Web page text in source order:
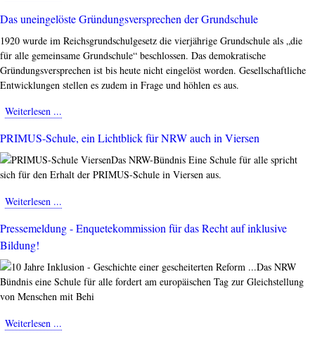
für
ein
inklusives
Schulsystem
in
Das uneingelöste Gründungsversprechen der Grundschule
1920 wurde im Reichsgrundschulgesetz die vierjährige Grundschule als „die
für alle gemeinsame Grundschule“ beschlossen. Das demokratische
Gründungsversprechen ist bis heute nicht eingelöst worden. Gesellschaftliche
Entwicklungen stellen es zudem in Frage und höhlen es aus.
Weiterlesen ...
uneingelöste
Gründungsversprechen
der
PRIMUS-Schule, ein Lichtblick für NRW auch in Viersen
Das NRW-Bündnis Eine Schule für alle spricht
sich für den Erhalt der PRIMUS-Schule in Viersen aus.
Weiterlesen ...
Schule,
Lichtblick
für
NRW
auch
Pressemeldung - Enquetekommission für das Recht auf inklusive
Bildung!
Das NRW
Bündnis eine Schule für alle fordert am europäischen Tag zur Gleichstellung
von Menschen mit Behi
Weiterlesen ...